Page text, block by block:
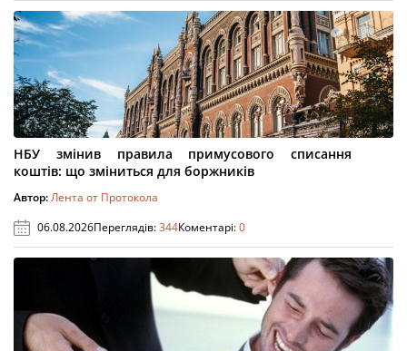
НБУ змінив правила примусового списання
коштів: що зміниться для боржників
Автор:Лента от Протокола
06.08.2026Переглядів:344Коментарі:0